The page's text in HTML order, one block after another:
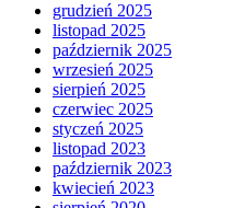
grudzień 2025
listopad 2025
październik 2025
wrzesień 2025
sierpień 2025
czerwiec 2025
styczeń 2025
listopad 2023
październik 2023
kwiecień 2023